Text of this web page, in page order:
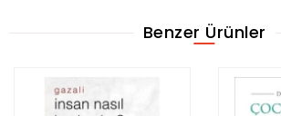
Benzer Ürünler